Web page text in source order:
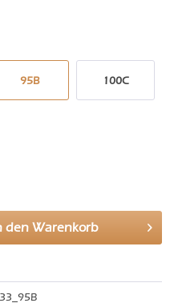
95B 100C
den Warenkorb